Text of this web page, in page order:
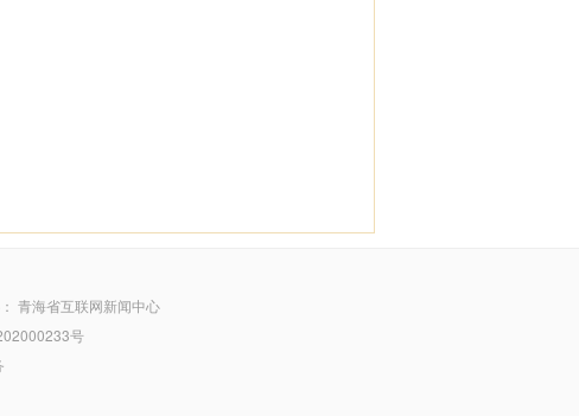
青海省互联网新闻中心
号